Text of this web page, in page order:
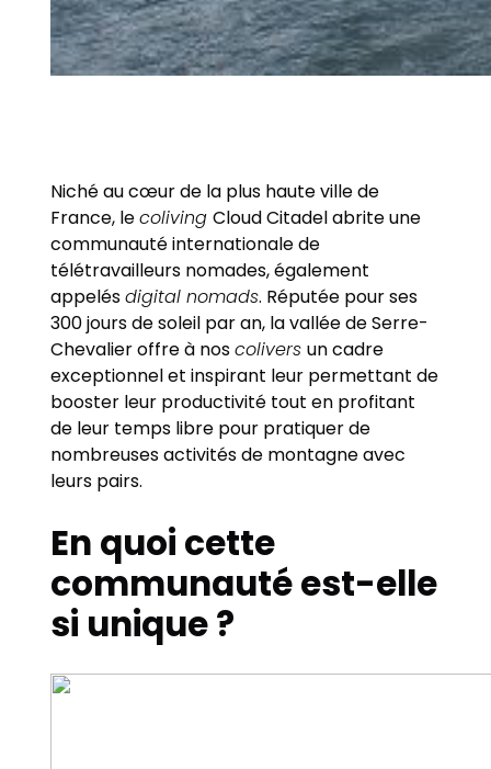
Niché au cœur de la plus haute ville de
France, lecolivingCloud Citadel abrite une
communauté internationale de
télétravailleurs nomades, également
appelésdigital nomads. Réputée pour ses
300 jours de soleil par an, la vallée de Serre-
Chevalier offre à noscoliversun cadre
exceptionnel et inspirant leur permettant de
booster leur productivité tout en profitant
de leur temps libre pour pratiquer de
nombreuses activités de montagne avec
leurs pairs.
En quoi cette
communauté est-elle
si unique ?